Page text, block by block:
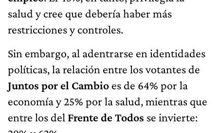
salud y cree que debería haber más
restricciones y controles.
Sin embargo, al adentrarse en identidades
políticas, la relación entre los votantes de
Juntos por el Cambio es de 64% por la
economía y 25% por la salud, mientras que
entre los del Frente de Todos se invierte: